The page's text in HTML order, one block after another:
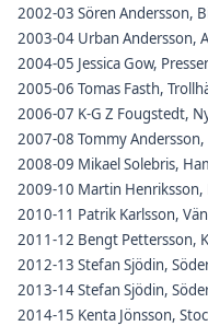
2002-03 Sören Andersson,
2003-04 Urban Andersson,
2004-05 Jessica Gow,
2005-06 Tomas Fasth,
2006-07 K-G Z Fougstedt,
2007-08 Tommy Andersson,
2008-09 Mikael Solebris,
2009-10 Martin Henriksson,
2010-11 Patrik Karlsson,
2011-12 Bengt Pettersson,
2012-13 Stefan Sjödin,
2013-14 Stefan Sjödin,
2014-15 Kenta Jönsson,